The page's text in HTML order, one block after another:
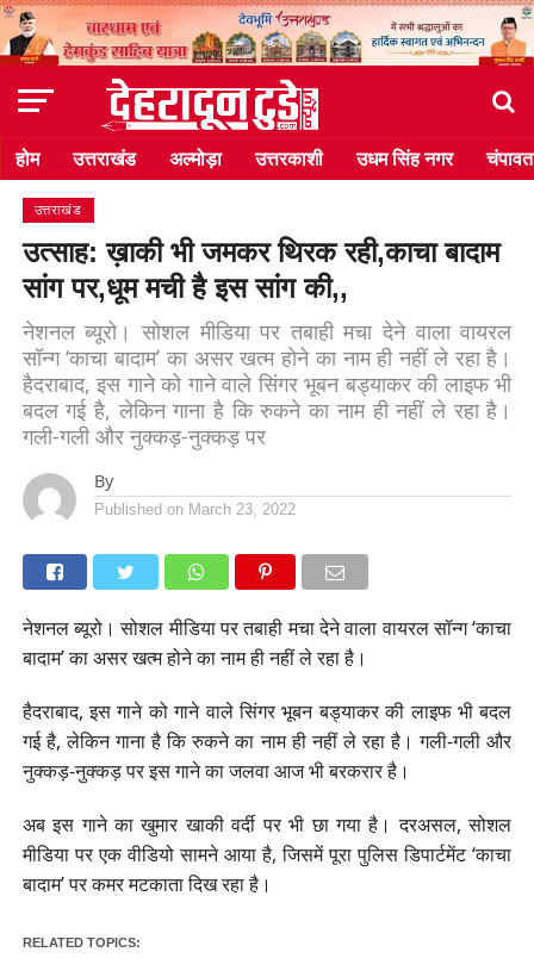
होम उत्तराखंड अल्मोड़ा उत्तरकाशी उधम सिंह नगर चंपावत
उत्तराखंड
उत्साह: ख़ाकी भी जमकर थिरक रही,काचा बादाम
सांग पर,धूम मची है इस सांग की,,
नेशनल ब्यूरो। सोशल मीडिया पर तबाही मचा देने वाला वायरल
सॉन्ग ‘काचा बादाम’ का असर खत्म होने का नाम ही नहीं ले रहा है।
हैदराबाद, इस गाने को गाने वाले सिंगर भूबन बड्याकर की लाइफ भी
बदल गई है, लेकिन गाना है कि रुकने का नाम ही नहीं ले रहा है।
गली-गली और नुक्कड़-नुक्कड़ पर
By
Published on March 23, 2022
नेशनल ब्यूरो। सोशल मीडिया पर तबाही मचा देने वाला वायरल सॉन्ग ‘काचा
बादाम’ का असर खत्म होने का नाम ही नहीं ले रहा है।
हैदराबाद, इस गाने को गाने वाले सिंगर भूबन बड्याकर की लाइफ भी बदल
गई है, लेकिन गाना है कि रुकने का नाम ही नहीं ले रहा है। गली-गली और
नुक्कड़-नुक्कड़ पर इस गाने का जलवा आज भी बरकरार है।
अब इस गाने का खुमार खाकी वर्दी पर भी छा गया है। दरअसल, सोशल
मीडिया पर एक वीडियो सामने आया है, जिसमें पूरा पुलिस डिपार्टमेंट ‘काचा
बादाम’ पर कमर मटकाता दिख रहा है।
RELATED TOPICS: